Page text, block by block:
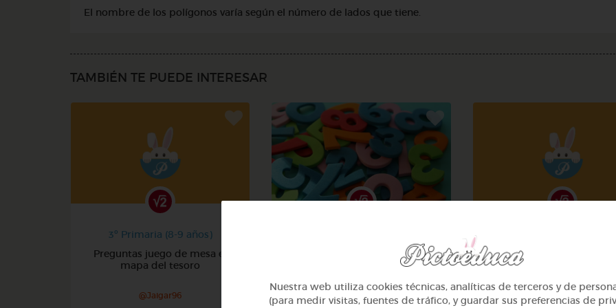
El nombre de los polígonos varía según el número de lados que tiene.
TAMBIÉN TE PUEDE INTERESAR
3º Primaria (8-9 años)
Preguntas juego de mesa el
mapa del tesoro
@Jaigar96
Aprendiendo de las
multiplicaciones
@Jaquesita
Los triángulos.
@Juliaml
Nuestra web utiliza cookies técnicas, analíticas de terceros y de
(para medir visitas, fuentes de tráfico, y guardar sus preferencias de